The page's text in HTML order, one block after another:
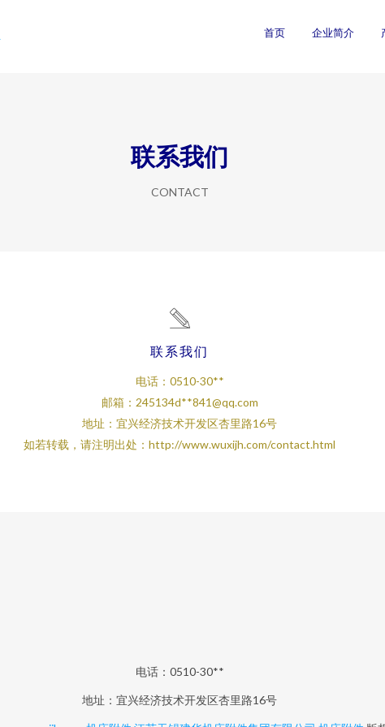
首页 企业简介
联系我们
CONTACT
联系我们
电话：0510-30**
邮箱：245134d**841@qq.com
地址：宜兴经济技术开发区杏里路16号
如若转载，请注明出处：http://www.wuxijh.com/contact.html
电话：0510-30**
地址：宜兴经济技术开发区杏里路16号